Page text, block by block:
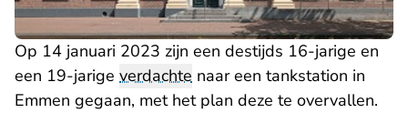
Op 14 januari 2023 zijn een destijds 16-jarige en
een 19-jarige verdachte naar een tankstation in
Emmen gegaan, met het plan deze te overvallen.